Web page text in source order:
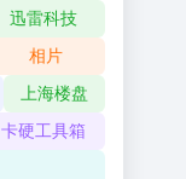
迅雷科技
相片
上海楼盘
卡硬工具箱